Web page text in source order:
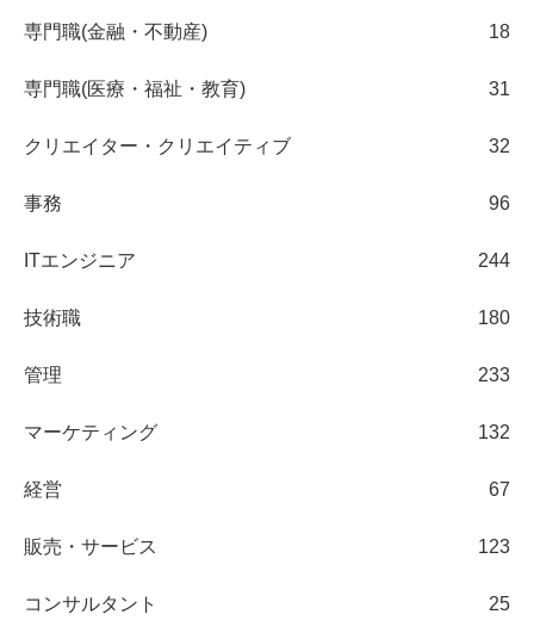
専門職(金融・不動産) 18
専門職(医療・福祉・教育) 31
クリエイター・クリエイティブ 32
事務 96
ITエンジニア 244
技術職 180
管理 233
マーケティング 132
経営 67
販売・サービス 123
コンサルタント 25